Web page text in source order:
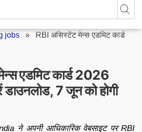
jobs » RBI असिस्टेंट मेन्स एडमिट कार्ड
एडमिट कार्ड 2026
डाउनलोड, 7 जून को होगी
ने अपनी आधिकारिक वेबसाइट पर RBI